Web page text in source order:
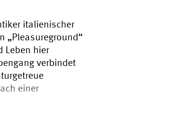
italienischer
„Pleasureground“
Leben hier
verbindet
einer